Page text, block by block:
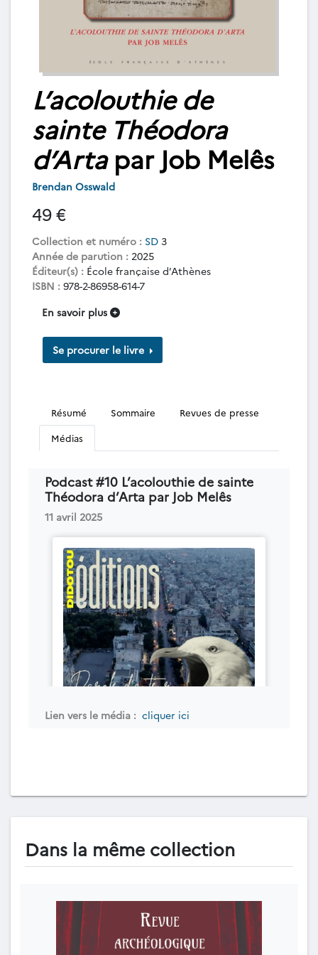
L’acolouthie de
sainte Théodora
d’Artapar Job Melês
Brendan Osswald
49 €
Collection et numéro : SD 3
Année de parution : 2025
Éditeur(s) : École française d’Athènes
ISBN : 978-2-86958-614-7
En savoir plus
Se procurer le livre
Résumé Sommaire
Revues de presse
Médias
Podcast #10 L’acolouthie de sainte
Théodora d’Arta par Job Melês
11 avril 2025
Lien vers le média : cliquer ici
Dans la même collection